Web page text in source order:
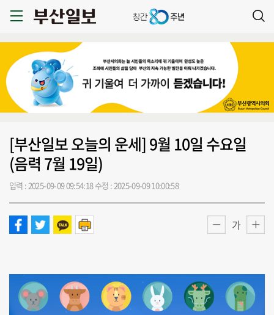
[부산일보 오늘의 운세] 9월 10일 수요일
(음력 7월 19일)
입력 : 2025-09-09 09:54:18수정 : 2025-09-09 10:00:58
가